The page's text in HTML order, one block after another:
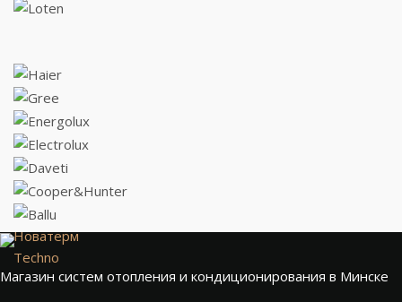
Новатерм
Techno
Магазин систем отопления и кондиционирования в Минске